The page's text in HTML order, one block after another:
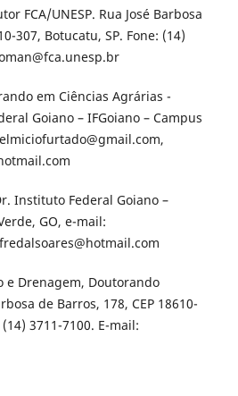
FCA/UNESP. Rua José Barbosa
307, Botucatu, SP. Fone: (14)
em Ciências Agrárias -
Goiano – IFGoiano – Campus
Instituto Federal Goiano –
GO, e-mail:
e Drenagem, Doutorando
de Barros, 178, CEP 18610-
3711-7100. E-mail: